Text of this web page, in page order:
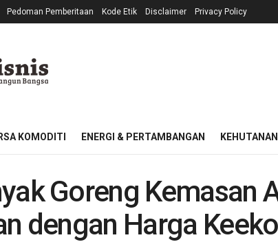
Pedoman Pemberitaan Kode Etik Disclaimer Privacy Policy
KOMODITI ENERGI & PERTAMBANGAN
Goreng Kemasan
dengan Harga